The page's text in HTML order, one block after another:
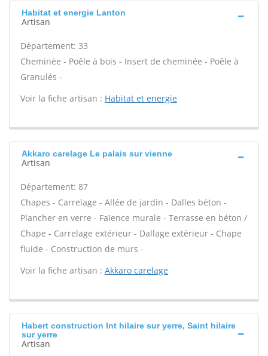
Habitat et energie Lanton
Artisan
Département: 33
Cheminée - Poêle à bois - Insert de cheminée - Poêle à
Granulés -
Voir la fiche artisan : Habitat et energie
Akkaro carelage Le palais sur vienne
Artisan
Département: 87
Chapes - Carrelage - Allée de jardin - Dalles béton -
Plancher en verre - Faïence murale - Terrasse en béton /
Chape - Carrelage extérieur - Dallage extérieur - Chape
fluide - Construction de murs -
Voir la fiche artisan : Akkaro carelage
Habert construction Int hilaire sur yerre, Saint hilaire
sur yerre
Artisan